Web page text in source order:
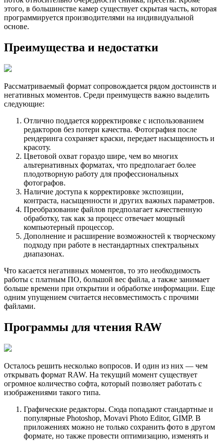
этого, в большинстве камер существует скрытая часть, которая
программируется производителями на индивидуальной
основе.
Преимущества и недостатки
Рассматриваемый формат сопровождается рядом достоинств и
негативных моментов. Среди преимуществ важно выделить
следующие:
Отлично поддается корректировке с использованием
редакторов без потери качества. Фотография после
рендеринга сохраняет краски, передает насыщенность и
красоту.
Цветовой охват гораздо шире, чем во многих
альтернативных форматах, что предполагает более
плодотворную работу для профессиональных
фотографов.
Наличие доступа к корректировке экспозиции,
контраста, насыщенности и других важных параметров.
Преобразование файлов предполагает качественную
обработку, так как за процесс отвечает мощный
компьютерный процессор.
Дополнение и расширение возможностей к творческому
подходу при работе в нестандартных спектральных
диапазонах.
Что касается негативных моментов, то это необходимость
работы с платным ПО, большой вес файла, а также занимает
больше времени при открытии и обработке информации. Еще
одним упущением считается несовместимость с прочими
файлами.
Программы для чтения RAW
Осталось решить несколько вопросов. И один из них — чем
открывать формат RAW. На текущий момент существует
огромное количество софта, который позволяет работать с
изображениями такого типа.
Графические редакторы. Сюда попадают стандартные и
популярные Photoshop, Movavi Photo Editor, GIMP. В
приложениях можно не только сохранить фото в другом
формате, но также провести оптимизацию, изменять и